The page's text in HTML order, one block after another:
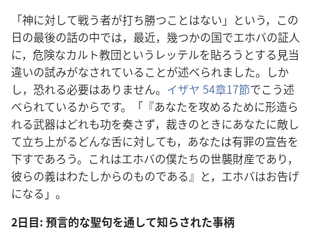
「神に対して戦う者が打ち勝つことはない」という，この
日の最後の話の中では，最近，幾つかの国でエホバの証人
に，危険なカルト教団というレッテルを貼ろうとする見当
違いの試みがなされていることが述べられました。しか
し，恐れる必要はありません。 イザヤ 54章17節でこう述
べられているからです。「『あなたを攻めるために形造ら
れる武器はどれも功を奏さず，裁きのときにあなたに敵し
て立ち上がるどんな舌に対しても，あなたは有罪の宣告を
下すであろう。これはエホバの僕たちの世襲財産であり，
彼らの義はわたしからのものである』と，エホバはお告げ
になる」。
2日目: 預言的な聖句を通して知らされた事柄